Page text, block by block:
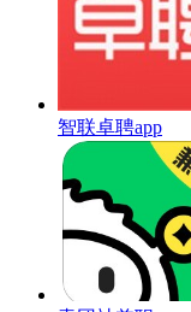
智联卓聘app